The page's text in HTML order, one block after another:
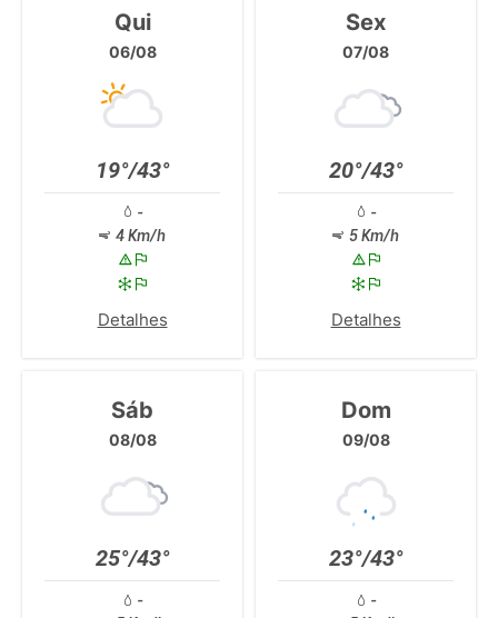
Qui
06/08
19°/43°
-
4 Km/h
Detalhes
Sex
07/08
20°/43°
-
5 Km/h
Detalhes
Sáb
08/08
25°/43°
-
Dom
09/08
23°/43°
-